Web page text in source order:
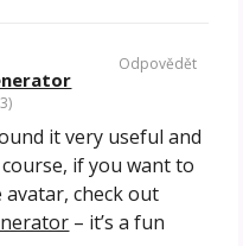
it very useful and
if you want to
avatar, check out
– it’s a fun
Odpovědět